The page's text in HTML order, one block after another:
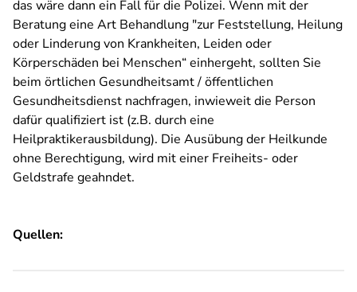
das wäre dann ein Fall für die Polizei. Wenn mit der
Beratung eine Art Behandlung "zur Feststellung, Heilung
oder Linderung von Krankheiten, Leiden oder
Körperschäden bei Menschen“ einhergeht, sollten Sie
beim örtlichen Gesundheitsamt / öffentlichen
Gesundheitsdienst nachfragen, inwieweit die Person
dafür qualifiziert ist (z.B. durch eine
Heilpraktikerausbildung). Die Ausübung der Heilkunde
ohne Berechtigung, wird mit einer Freiheits- oder
Geldstrafe geahndet.
Quellen: